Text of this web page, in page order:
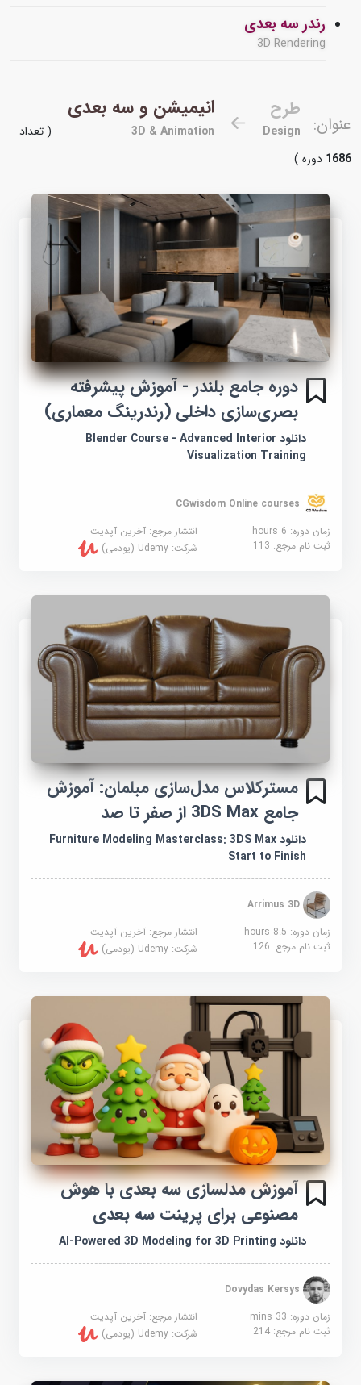
رندر سه بعدی
3D Rendering
عنوان:
طرح
Design
انیمیشن و سه بعدی
3D & Animation
( تعداد
1686 دوره )
دوره جامع بلندر - آموزش پیشرفته
بصری‌سازی داخلی (رندرینگ معماری)
دانلود Blender Course - Advanced Interior
Visualization Training
CGwisdom Online courses
زمان دوره: 6 hours
انتشار مرجع:آخرین آپدیت
ثبت نام مرجع:113 شرکت:Udemy (یودمی)
مسترکلاس مدل‌سازی مبلمان: آموزش
جامع 3DS Max از صفر تا صد
دانلود Furniture Modeling Masterclass: 3DS Max
Start to Finish
Arrimus 3D
زمان دوره: 8.5 hours
انتشار مرجع:آخرین آپدیت
ثبت نام مرجع:126 شرکت:Udemy (یودمی)
آموزش مدلسازی سه بعدی با هوش
مصنوعی برای پرینت سه بعدی
دانلود AI-Powered 3D Modeling for 3D Printing
Dovydas Kersys
زمان دوره: 33 mins
انتشار مرجع:آخرین آپدیت
ثبت نام مرجع:214 شرکت:Udemy (یودمی)